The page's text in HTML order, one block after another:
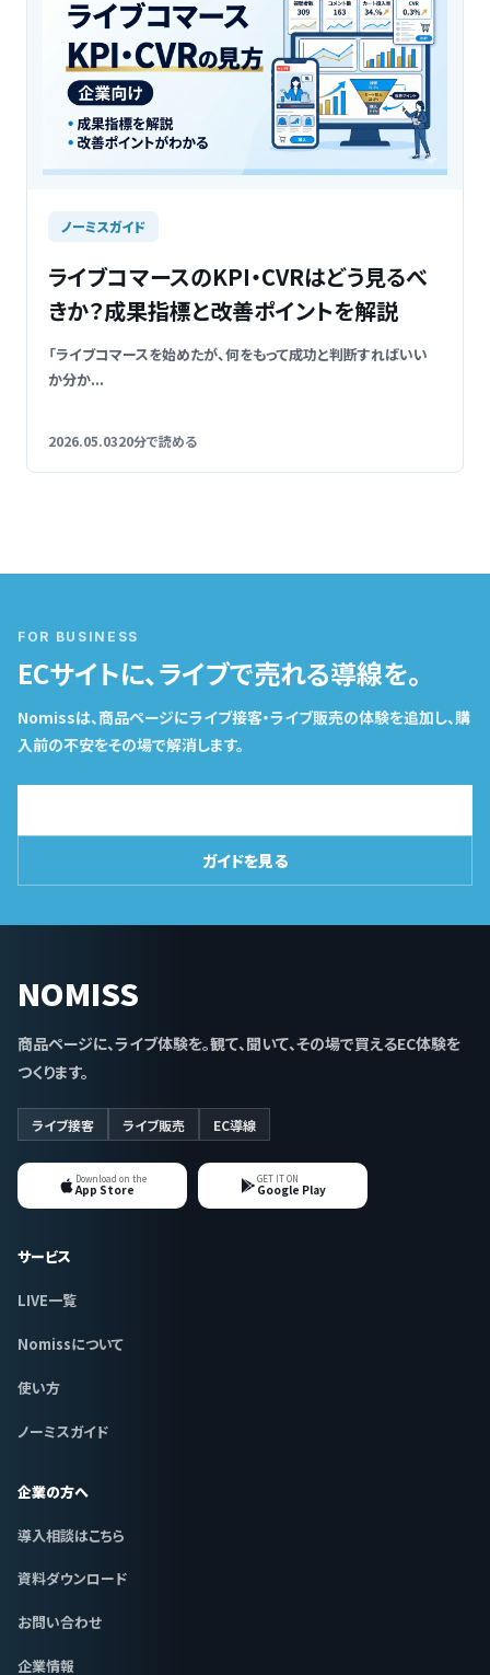
ノーミスガイド
ライブコマースのKPI・CVRはどう見るべ
きか？成果指標と改善ポイントを解説
「ライブコマースを始めたが、何をもって成功と判断すればいい
か分か...
2026.05.0320分で読める
FOR BUSINESS
ECサイトに、ライブで売れる導線を。
Nomissは、商品ページにライブ接客・ライブ販売の体験を追加し、購
入前の不安をその場で解消します。
ガイドを見る
NOMISS
商品ページに、ライブ体験を。観て、聞いて、その場で買えるEC体験を
つくります。
ライブ接客 ライブ販売 EC導線
Download on the
App Store
GET IT ON
Google Play
サービス
LIVE一覧
Nomissについて
使い方
ノーミスガイド
企業の方へ
導入相談はこちら
資料ダウンロード
お問い合わせ
企業情報